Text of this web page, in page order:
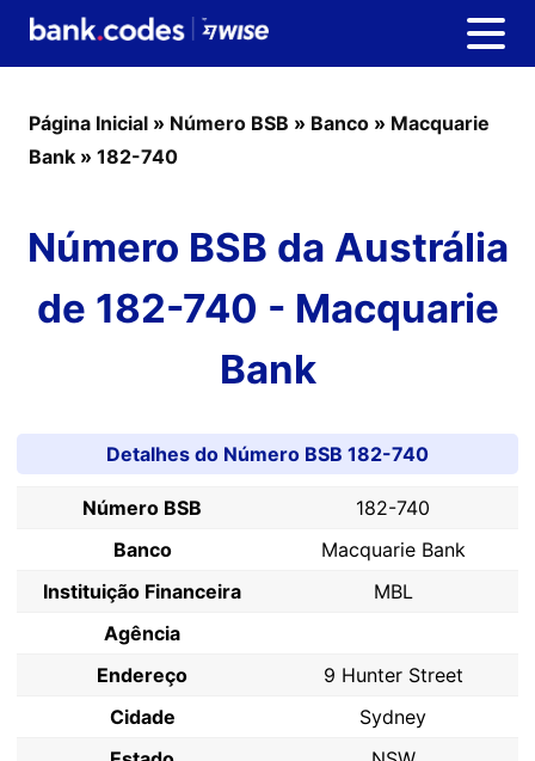
Página Inicial » Número BSB » Banco » Macquarie
Bank » 182-740
Número BSB da Austrália
de 182-740 - Macquarie
Bank
Detalhes do Número BSB 182-740
Número BSB
182-740
Banco
Macquarie Bank
Instituição Financeira
MBL
Agência
Endereço
9 Hunter Street
Cidade
Sydney